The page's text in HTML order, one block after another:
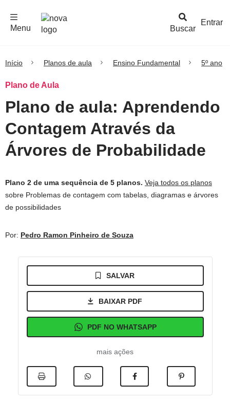
Buscar
Menu
Entrar
Início Planos de aula Ensino Fundamental 5º ano
Plano de Aula
Plano de aula: Aprendendo
Contagem Através da
Árvores de Probabilidade
Plano 2 de uma sequência de 5 planos. Veja todos os planos
sobre Problemas de contagem com tabelas, diagramas e árvores
de possibilidades
Por: Pedro Ramon Pinheiro de Souza
SALVAR
BAIXAR PDF
PDF NO WHATSAPP
mais ações